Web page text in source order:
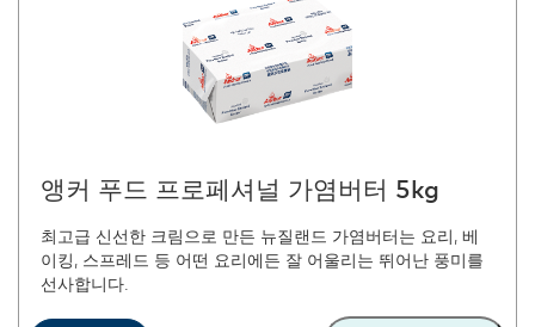
앵커 푸드 프로페셔널 가염버터 5kg
최고급 신선한 크림으로 만든 뉴질랜드 가염버터는 요리, 베
이킹, 스프레드 등 어떤 요리에든 잘 어울리는 뛰어난 풍미를
선사합니다.